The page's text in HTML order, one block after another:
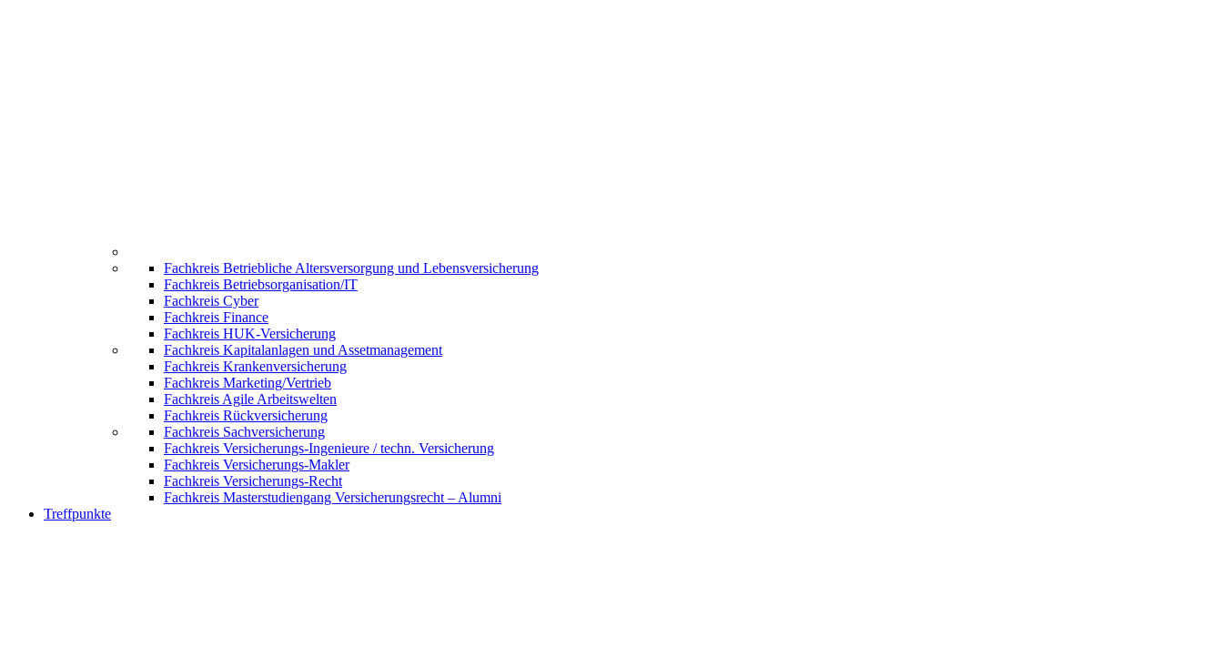
Fachkreis Betriebliche Altersversorgung und Lebensversicherung
Fachkreis Betriebsorganisation/IT
Fachkreis Cyber
Fachkreis Finance
Fachkreis HUK-Versicherung
Fachkreis Kapitalanlagen und Assetmanagement
Fachkreis Krankenversicherung
Fachkreis Marketing/Vertrieb
Fachkreis Agile Arbeitswelten
Fachkreis Rückversicherung
Fachkreis Sachversicherung
Fachkreis Versicherungs-Ingenieure / techn. Versicherung
Fachkreis Versicherungs-Makler
Fachkreis Versicherungs-Recht
Fachkreis Masterstudiengang Versicherungsrecht – Alumni
Treffpunkte